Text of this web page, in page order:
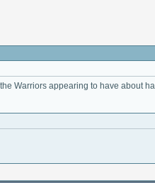
Warriors appearing to have about